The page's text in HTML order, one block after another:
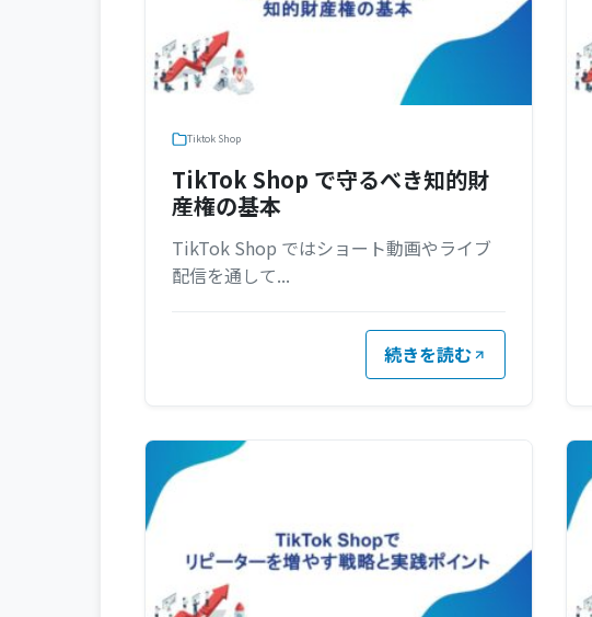
Tiktok Shop
TikTok Shop で守るべき知的財
産権の基本
TikTok Shop ではショート動画やライブ
配信を通して...
続きを読む